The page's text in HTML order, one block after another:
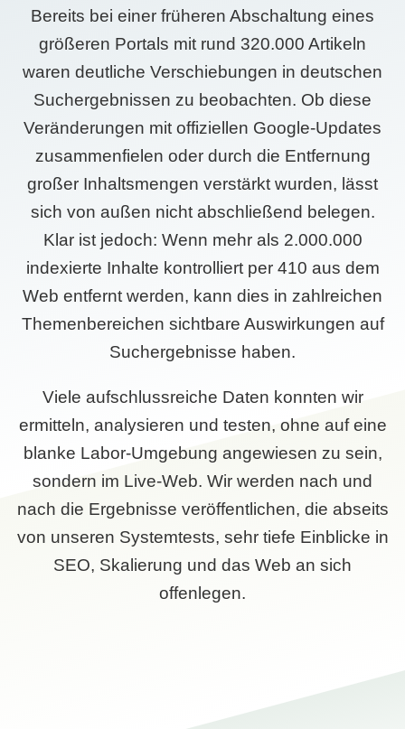
Bereits bei einer früheren Abschaltung eines
größeren Portals mit rund 320.000 Artikeln
waren deutliche Verschiebungen in deutschen
Suchergebnissen zu beobachten. Ob diese
Veränderungen mit offiziellen Google-Updates
zusammenfielen oder durch die Entfernung
großer Inhaltsmengen verstärkt wurden, lässt
sich von außen nicht abschließend belegen.
Klar ist jedoch: Wenn mehr als 2.000.000
indexierte Inhalte kontrolliert per 410 aus dem
Web entfernt werden, kann dies in zahlreichen
Themenbereichen sichtbare Auswirkungen auf
Suchergebnisse haben.
Viele aufschlussreiche Daten konnten wir
ermitteln, analysieren und testen, ohne auf eine
blanke Labor-Umgebung angewiesen zu sein,
sondern im Live-Web. Wir werden nach und
nach die Ergebnisse veröffentlichen, die abseits
von unseren Systemtests, sehr tiefe Einblicke in
SEO, Skalierung und das Web an sich
offenlegen.